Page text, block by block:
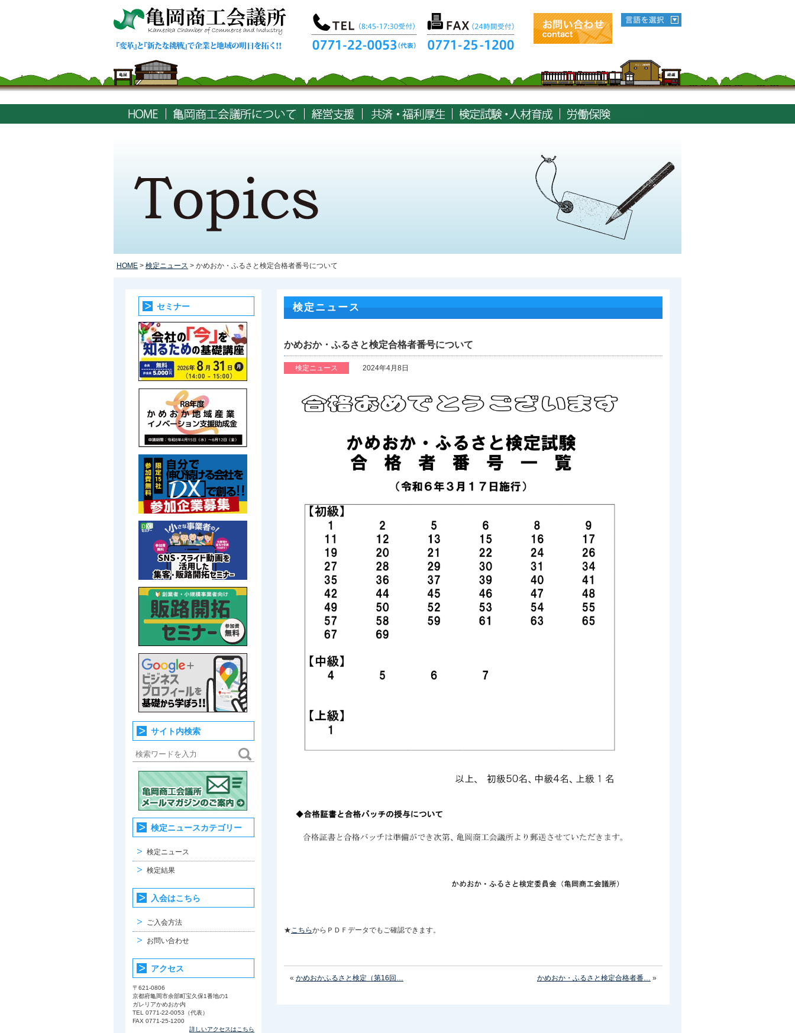
HOME > 検定ニュース > かめおか・ふるさと検定合格者番号について
検定ニュース
かめおか・ふるさと検定合格者番号について
検定ニュース 2024年4月8日
★ こちらからＰＤＦデータでもご確認できます。
« かめおかふるさと検定（第16回… かめおか・ふるさと検定合格者番… »
セミナー
サイト内検索
検定ニュースカテゴリー
検定ニュース
検定結果
入会はこちら
ご入会方法
お問い合わせ
アクセス
〒621-0806
京都府亀岡市余部町宝久保1番地の1
ガレリアかめおか内
TEL 0771-22-0053（代表）
FAX 0771-25-1200
詳しいアクセスはこちら